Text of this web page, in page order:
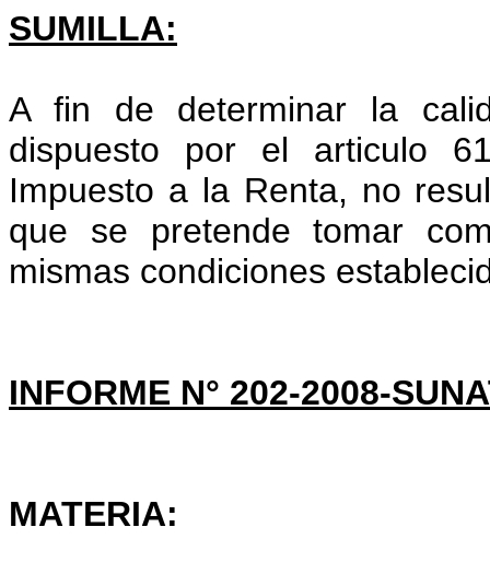
SUMILLA:
A fin de determinar la
dispuesto por el articulo
Impuesto a la Renta, no
que se pretende tomar
mismas condiciones
INFORME N° 202-2008-
MATERIA: